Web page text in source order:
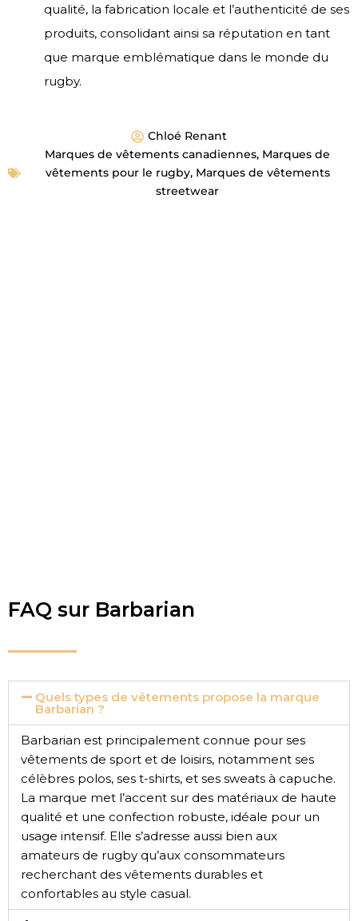
qualité, la fabrication locale et l’authenticité de ses
produits, consolidant ainsi sa réputation en tant
que marque emblématique dans le monde du
rugby.
Chloé Renant
Marques de vêtements canadiennes, Marques de
vêtements pour le rugby, Marques de vêtements
streetwear
FAQ sur Barbarian
Quels types de vêtements propose la marque
Barbarian ?
Barbarian est principalement connue pour ses
vêtements de sport et de loisirs, notamment ses
célèbres polos, ses t-shirts, et ses sweats à capuche.
La marque met l’accent sur des matériaux de haute
qualité et une confection robuste, idéale pour un
usage intensif. Elle s’adresse aussi bien aux
amateurs de rugby qu’aux consommateurs
recherchant des vêtements durables et
confortables au style casual.